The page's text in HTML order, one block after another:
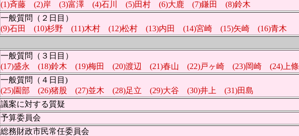
(1)斉藤 (2)岸 (3)富澤 (4)石川 (5)田村 (6)大鹿 (7)鎌田 (8)鈴木
一般質問（２日目）
(9)石田 (10)杉野 (11)木村 (12)松村 (13)内田 (14)宮崎 (15)矢崎 (16)青木
一般質問（３日目）
(17)盛永 (18)鈴木 (19)梅田 (20)渡辺 (21)春山 (22)戸ヶ崎 (23)岡崎 (24)上條
一般質問（４日目)
(25)園部 (26)猪股 (27)並木 (28)足立 (29)大谷 (30)井上 (31)田島
議案に対する質疑
予算委員会
総務財政市民常任委員会